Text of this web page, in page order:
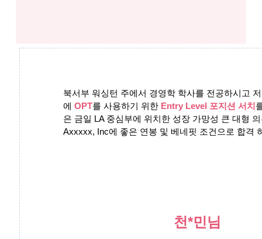
북서부 워싱턴 주에서 경영학 학사를 전공하시고
에 OPT를 사용하기 위한 Entry Level 포지션 서치
은 금일 LA 중심부에 위치한 성장 가망성 큰 대형
Axxxxx, Inc에 좋은 연봉 및 베네핏 조건으로 합격
천*민님